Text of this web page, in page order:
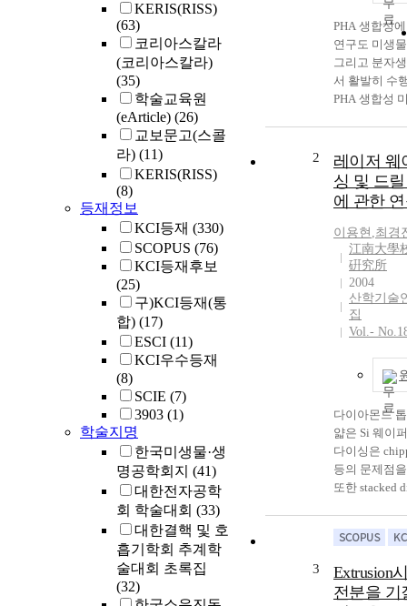
KERIS(RISS)
(63)
코리아스칼라
(코리아스칼라)
(35)
학술교육원
(eArticle) (26)
교보문고(스콜
라) (11)
KERIS(RISS)
(8)
등재정보
KCI등재 (330)
SCOPUS (76)
KCI등재후보
(25)
구)KCI등재(통
합) (17)
ESCI (11)
KCI우수등재
(8)
SCIE (7)
3903 (1)
학술지명
한국미생물·생
명공학회지 (41)
대한전자공학
회 학술대회 (33)
대한결핵 및 호
흡기학회 추계학
술대회 초록집
(32)
PHA 생합성
연구도 미생
그리고 분자
서 활발히 수
PHA 생합성
물성이 개량
공중합체의
발히 이루어
근에는
기술을 이용
유래의 PHA
유전자의 분
관한 연구가
고 있고, 1988
eutrophus의
관련 세개의
Steinbchel등
Dennis 등(6),
Sinskey등
동시에
이를 이용한
조절 기작에
본격화 되었
PHA의 생산
활발히 진행
과는 몇 편의
잘 요약되어
2
레이저 웨
싱 및 드
에 관한
이용현 ,최경
江南大學
硏究所
2004
산학기술
집
Vol.-
다이아몬드
얇은 Si 웨이
다이싱은
등의 문제점
또한 stacked
에서 via를
etching은 공
고 제어가 힘
3
Extrusion
전분을 기